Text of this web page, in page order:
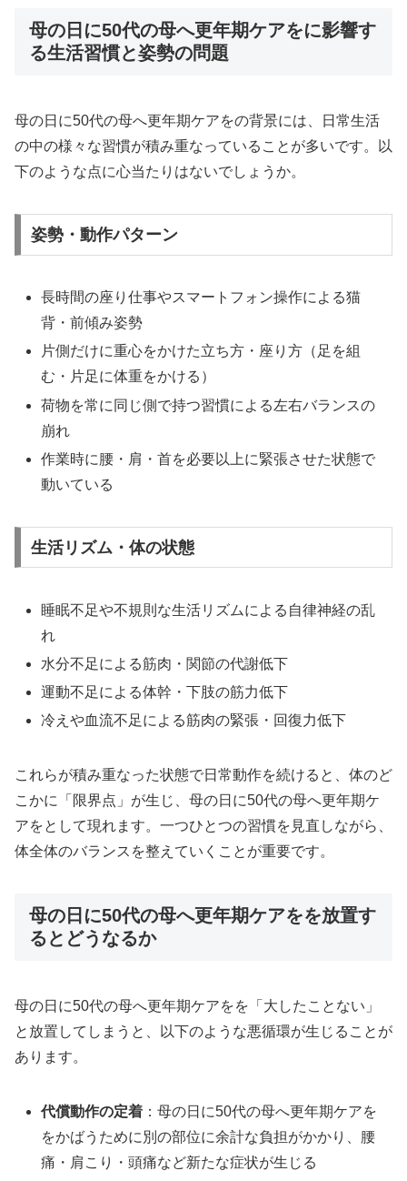
母の日に50代の母へ更年期ケアをに影響す
る生活習慣と姿勢の問題
母の日に50代の母へ更年期ケアをの背景には、日常生活
の中の様々な習慣が積み重なっていることが多いです。以
下のような点に心当たりはないでしょうか。
姿勢・動作パターン
長時間の座り仕事やスマートフォン操作による猫
背・前傾み姿勢
片側だけに重心をかけた立ち方・座り方（足を組
む・片足に体重をかける）
荷物を常に同じ側で持つ習慣による左右バランスの
崩れ
作業時に腰・肩・首を必要以上に緊張させた状態で
動いている
生活リズム・体の状態
睡眠不足や不規則な生活リズムによる自律神経の乱
れ
水分不足による筋肉・関節の代謝低下
運動不足による体幹・下肢の筋力低下
冷えや血流不足による筋肉の緊張・回復力低下
これらが積み重なった状態で日常動作を続けると、体のど
こかに「限界点」が生じ、母の日に50代の母へ更年期ケ
アをとして現れます。一つひとつの習慣を見直しながら、
体全体のバランスを整えていくことが重要です。
母の日に50代の母へ更年期ケアをを放置す
るとどうなるか
母の日に50代の母へ更年期ケアをを「大したことない」
と放置してしまうと、以下のような悪循環が生じることが
あります。
代償動作の定着 ：母の日に50代の母へ更年期ケアを
をかばうために別の部位に余計な負担がかかり、腰
痛・肩こり・頭痛など新たな症状が生じる